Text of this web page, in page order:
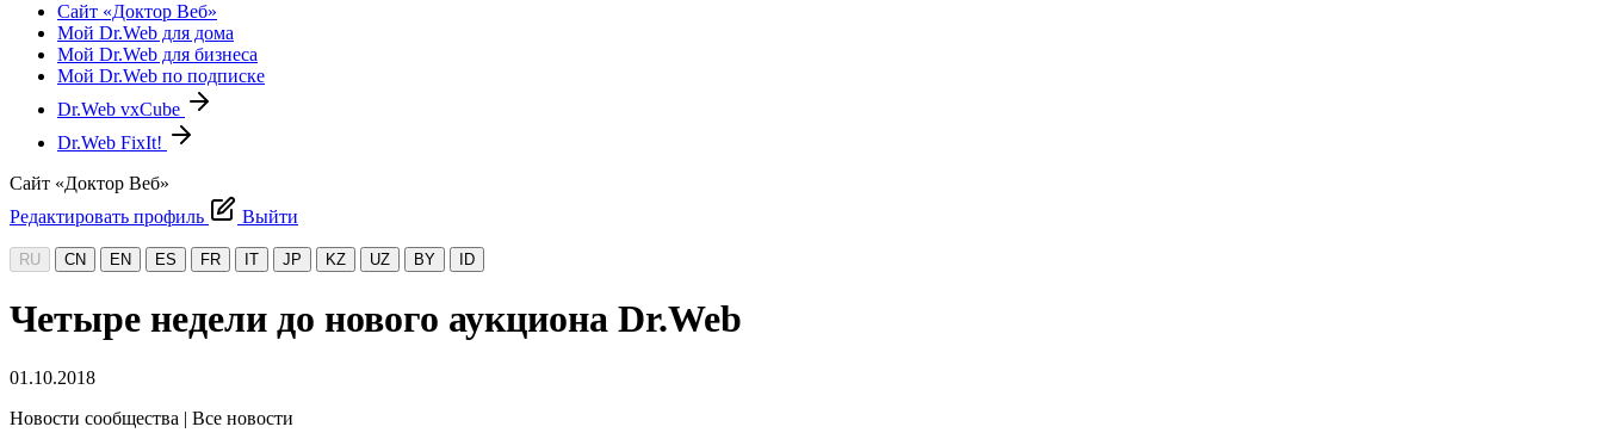
Сайт «Доктор Веб»
Мой Dr.Web для дома
Мой Dr.Web для бизнеса
Мой Dr.Web по подписке
Dr.Web vxCube
Dr.Web FixIt!
Сайт «Доктор Веб»
Редактировать профиль
Выйти
RU CN EN ES FR IT JP KZ UZ BY ID
Четыре недели до нового аукциона Dr.Web
01.10.2018
Новости сообщества | Все новости